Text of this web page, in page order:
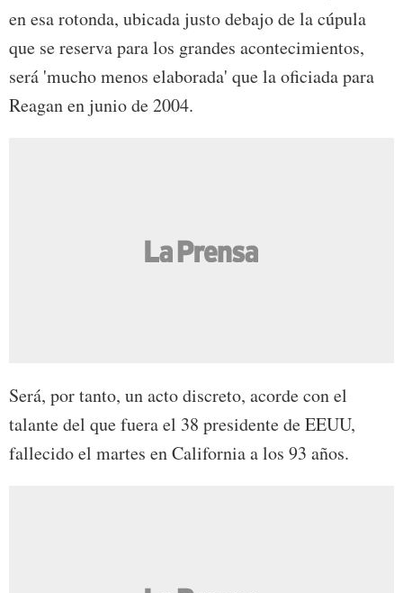
en esa rotonda, ubicada justo debajo de la cúpula
que se reserva para los grandes acontecimientos,
será 'mucho menos elaborada' que la oficiada para
Reagan en junio de 2004.
Será, por tanto, un acto discreto, acorde con el
talante del que fuera el 38 presidente de EEUU,
fallecido el martes en California a los 93 años.